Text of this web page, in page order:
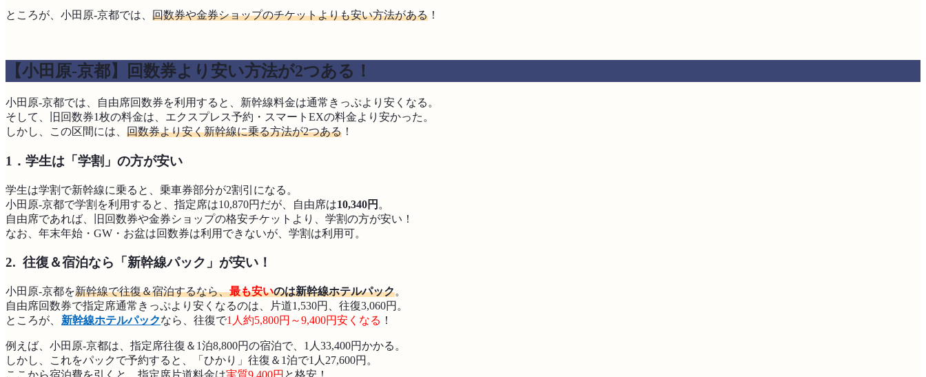
ところが、小田原-京都では、 回数券や金券ショップのチケットよりも安い方法がある ！
【小田原-京都】回数券より安い方法が2つある！
小田原-京都では、自由席回数券を利用すると、新幹線料金は通常きっぷより安くなる。
そして、旧回数券1枚の料金は、エクスプレス予約・スマートEXの料金より安かった。
しかし、この区間には、 回数券より安く新幹線に乗る方法が2つある ！
1．学生は「学割」の方が安い
学生は学割で新幹線に乗ると、乗車券部分が2割引になる。
小田原-京都で学割を利用すると、指定席は10,870円だが、自由席は10,340円 。
自由席であれば、旧回数券や金券ショップの格安チケットより、学割の方が安い！
なお、年末年始・GW・お盆は回数券は利用できないが、学割は利用可。
2. 往復＆宿泊なら「新幹線パック」が安い！
小田原-京都を新幹線で往復＆宿泊するなら、最も安いのは新幹線ホテルパック。
自由席回数券で指定席通常きっぷより安くなるのは、片道1,530円、往復3,060円。
ところが、
新幹線ホテルパックなら、往復で1人約5,800円～9,400円安くなる ！
例えば、小田原-京都は、指定席往復＆1泊8,800円の宿泊で、1人33,400円かかる。
しかし、これをパックで予約すると、「ひかり」往復＆1泊で1人27,600円。